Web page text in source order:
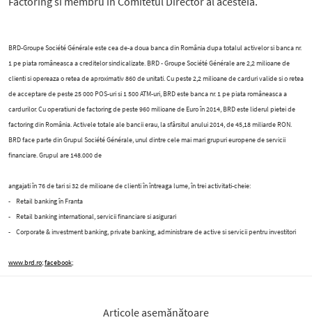
BRD-Groupe Société Générale este cea de-a doua banca din România dupa totalul activelor si banca nr.
1 pe piata româneasca a creditelor sindicalizate. BRD - Groupe Société Générale are 2,2 milioane de
clienti si opereaza o retea de aproximativ 860 de unitati. Cu peste 2,2 milioane de carduri valide si o retea
de acceptare de peste 25 000 POS-uri si 1 500 ATM-uri, BRD este banca nr. 1 pe piata româneasca a
cardurilor. Cu operatiuni de factoring de peste 960 milioane de Euro în 2014, BRD este liderul pietei de
factoring din România. Activele totale ale bancii erau, la sfârsitul anului 2014, de 45,18 miliarde RON.
BRD face parte din Grupul Société Générale, unul dintre cele mai mari grupuri europene de servicii
financiare. Grupul are 148.000 de
angajati în 76 de tari si 32 de milioane de clienti în întreaga lume, în trei activitati-cheie:
- Retail banking în Franta
- Retail banking international, servicii financiare si asigurari
- Corporate & investment banking, private banking, administrare de active si servicii pentru investitori
www.brd.ro;facebook;
Articole asemănătoare